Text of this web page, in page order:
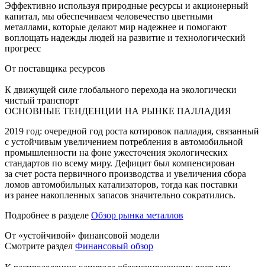
Эффективно используя природные ресурсы и акционерный
капитал, мы обеспечиваем человечество цветными
металлами, которые делают мир надежнее и помогают
воплощать надежды людей на развитие и технологический
прогресс
От поставщика ресурсов
К движущей силе глобального перехода на экологически
чистый транспорт
ОСНОВНЫЕ ТЕНДЕНЦИИ НА РЫНКЕ ПАЛЛАДИЯ
2019 год: очередной год роста котировок палладия, связанный
с устойчивым увеличением потребления в автомобильной
промышленности на фоне ужесточения экологических
стандартов по всему миру. Дефицит был компенсирован
за счет роста первичного производства и увеличения сбора
ломов автомобильных катализаторов, тогда как поставки
из ранее накопленных запасов значительно сократились.
Подробнее в разделе Обзор рынка металлов
От «устойчивой» финансовой модели
Смотрите раздел Финансовый обзор